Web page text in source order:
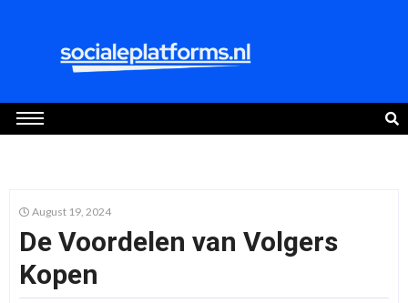
August 19, 2024
De Voordelen van Volgers
Kopen